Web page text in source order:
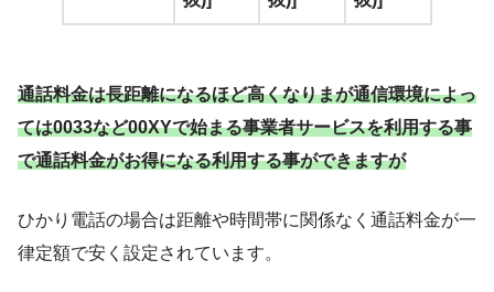
通話料金は長距離になるほど高くなりまが通信環境によっ
ては0033など00XYで始まる事業者サービスを利用する事
で通話料金がお得になる利用する事ができますが
ひかり電話の場合は距離や時間帯に関係なく通話料金が一
律定額で安く設定されています。